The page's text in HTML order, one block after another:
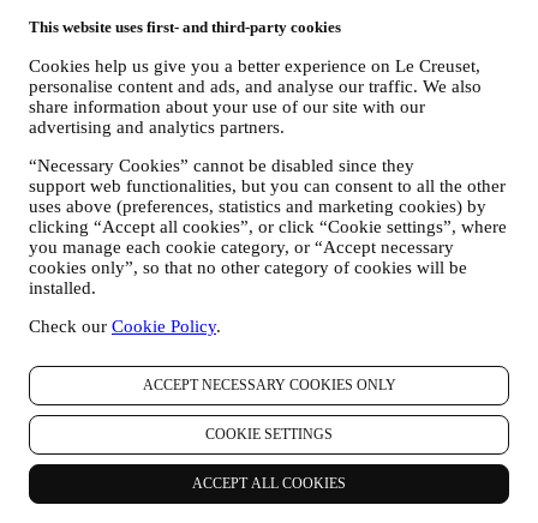
This website uses first- and third-party cookies
Cookies help us give you a better experience on Le Creuset,
personalise content and ads, and analyse our traffic. We also
share information about your use of our site with our
advertising and analytics partners.
“Necessary Cookies” cannot be disabled since they
support web functionalities, but you can consent to all the other
uses above (preferences, statistics and marketing cookies) by
clicking “Accept all cookies”, or click “Cookie settings”, where
you manage each cookie category, or “Accept necessary
cookies only”, so that no other category of cookies will be
installed.
Check our Cookie Policy.
ACCEPT NECESSARY COOKIES ONLY
COOKIE SETTINGS
ACCEPT ALL COOKIES
La sécurité relative aux achats en ligne est notre priorité
Vos données personnelles sont conservées en toute sécurité et en
toute confidentialité, conformément à la législation européenne sur la
protection des données. Nous savons que la sécurité est très
importante lorsqu’il s’agit d’effectuer des achats en ligne. Nous nous
appuyons donc sur les dernières technologies pour veiller à ce que
crédit soient entièrement protégées et demeurent confidentielles.
Nous utilisons les données pour faciliter et personnaliser vos achats
Nous analysons la manière dont les utilisateurs utilisent notre site
Web et nos services pour rendre les choses plus faciles et toujours
plus intéressantes.
Nous utilisons les données pour vous offrir une meilleure expérience
à l’heure de cuisiner avec Le Creuset et pour vous informer sur les
nouveautés et les offres
Si vous décidez de faire partie de la base de données de clients du
groupe et de recevoir les newsletters et les communications de Le
Creuset, nous vous enverrons des informations spéciales
personnalisées et vous informerons du lancement de nouveaux
produits, des offres exclusives, des événements ou spectacles à venir
en lien avec la cuisine, et des promotions spéciales qui vous sont
réservées.
Désabonnement
: Vous pouvez cesser de recevoir nos